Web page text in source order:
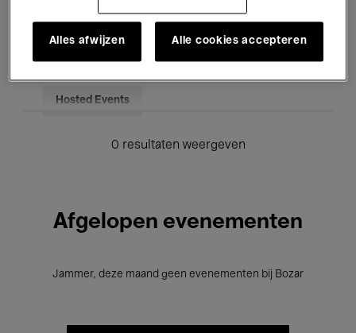
Onderwijs Rondleidingen
Hosted Events
0 resultaten weergeven
Afgelopen evenementen
Jammer, deze maand geen evenementen bij Bozar
Alles afwijzen Alle cookies accepteren